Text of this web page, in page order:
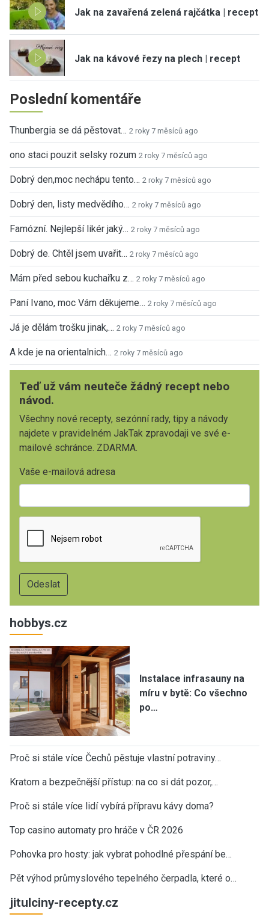
Jak na zavařená zelená rajčátka | recept
Jak na kávové řezy na plech | recept
Poslední komentáře
Thunbergia se dá pěstovat… 2 roky 7 měsíců ago
ono staci pouzit selsky rozum 2 roky 7 měsíců ago
Dobrý den,moc nechápu tento… 2 roky 7 měsíců ago
Dobrý den, listy medvědího… 2 roky 7 měsíců ago
Famózní. Nejlepší likér jaký… 2 roky 7 měsíců ago
Dobrý de. Chtěl jsem uvařit… 2 roky 7 měsíců ago
Mám před sebou kuchařku z… 2 roky 7 měsíců ago
Paní Ivano, moc Vám děkujeme… 2 roky 7 měsíců ago
Já je dělám trošku jinak,… 2 roky 7 měsíců ago
A kde je na orientalnich… 2 roky 7 měsíců ago
Teď už vám neuteče žádný recept nebo
návod.
Všechny nové recepty, sezónní rady, tipy a návody
najdete v pravidelném JakTak zpravodaji ve své e-
mailové schránce. ZDARMA.
Vaše e-mailová adresa
hobbys.cz
Instalace infrasauny na
míru v bytě: Co všechno
po…
Proč si stále více Čechů pěstuje vlastní potraviny…
Kratom a bezpečnější přístup: na co si dát pozor,…
Proč si stále více lidí vybírá přípravu kávy doma?
Top casino automaty pro hráče v ČR 2026
Pohovka pro hosty: jak vybrat pohodlné přespání be…
Pět výhod průmyslového tepelného čerpadla, které o…
jitulciny-recepty.cz